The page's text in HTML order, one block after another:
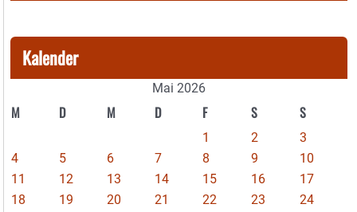
Kalender
Mai 2026
M D M D F S S
1 2
3
4
5 6 7 8 9
10
11
12 13 14 15 16
17
18
19 20 21 22 23
24